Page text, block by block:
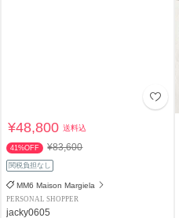
¥48,800送料込
41%OFF ¥83,600
関税負担なし
MM6 Maison Margiela
PERSONAL SHOPPER
jacky0605